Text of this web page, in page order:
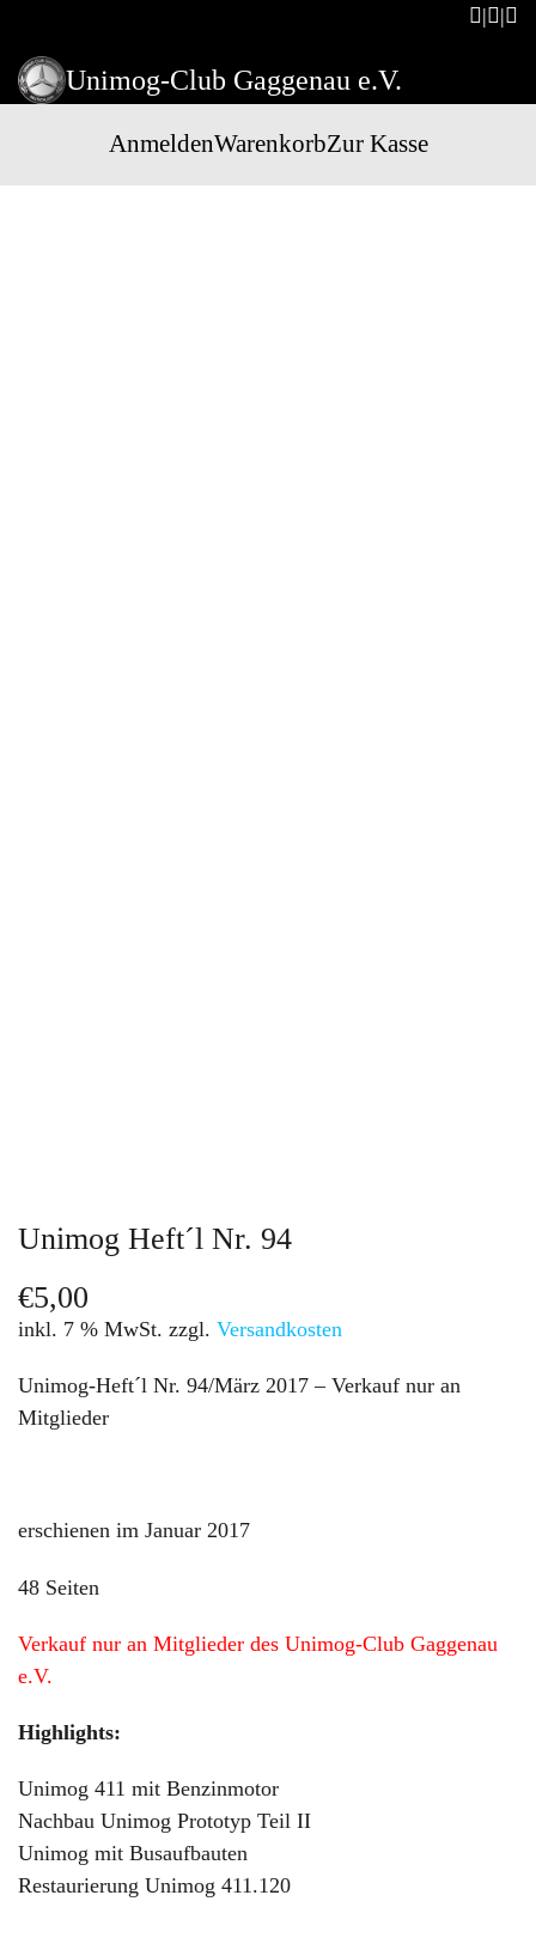
Unimog-Club Gaggenau e.V.
AnmeldenWarenkorbZur Kasse
Unimog Heft´l Nr. 94
€5,00
inkl. 7 % MwSt. zzgl. Versandkosten
Unimog-Heft´l Nr. 94/März 2017 – Verkauf nur an
Mitglieder
erschienen im Januar 2017
48 Seiten
Verkauf nur an Mitglieder des Unimog-Club Gaggenau
e.V.
Highlights:
Unimog 411 mit Benzinmotor
Nachbau Unimog Prototyp Teil II
Unimog mit Busaufbauten
Restaurierung Unimog 411.120